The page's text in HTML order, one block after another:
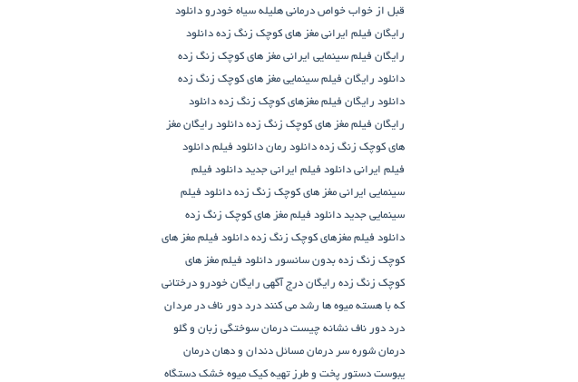
قبل از خواب خواص درمانی هلیله سیاه خودرو دانلود
رایگان فیلم ایرانی مغز های کوچک زنگ زده دانلود
رایگان فیلم سینمایی ایرانی مغز های کوچک زنگ زده
دانلود رایگان فیلم سینمایی مغز های کوچک زنگ زده
دانلود رایگان فیلم مغزهای کوچک زنگ زده دانلود
رایگان فیلم مغز های کوچک زنگ زده دانلود رایگان مغز
های کوچک زنگ زده دانلود رمان دانلود فیلم دانلود
فیلم ایرانی دانلود فیلم ایرانی جدید دانلود فیلم
سینمایی ایرانی مغز های کوچک زنگ زده دانلود فیلم
سینمایی جدید دانلود فیلم مغز های کوچک زنگ زده
دانلود فیلم مغزهای کوچک زنگ زده دانلود فیلم مغز های
کوچک زنگ زده بدون سانسور دانلود فیلم مغز های
کوچک زنگ زده رایگان درج آگهی رایگان خودرو درختانی
که با هسته میوه ها رشد می کنند درد دور ناف در مردان
درد دور ناف نشانه چیست درمان سوختگی زبان و گلو
درمان شوره سر درمان مسائل دندان و دهان درمان
یبوست دستور پخت و طرز تهیه کیک میوه خشک دستگاه